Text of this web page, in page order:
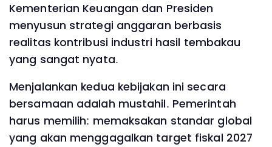
Kementerian Keuangan dan Presiden
menyusun strategi anggaran berbasis
realitas kontribusi industri hasil tembakau
yang sangat nyata.
Menjalankan kedua kebijakan ini secara
bersamaan adalah mustahil. Pemerintah
harus memilih: memaksakan standar global
yang akan menggagalkan target fiskal 2027